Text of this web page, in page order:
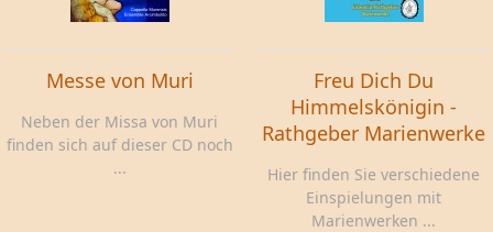
Messe von Muri
Neben der Missa von Muri
finden sich auf dieser CD noch
...
Freu Dich Du
Himmelskönigin -
Rathgeber Marienwerke
Hier finden Sie verschiedene
Einspielungen mit
Marienwerken ...